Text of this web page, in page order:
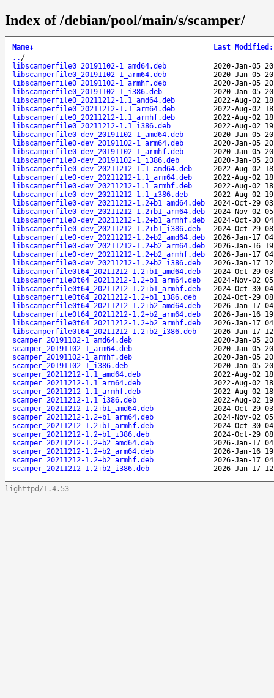
Index of /debian/pool/main/s/scamper/
Name↓ Last Modified :
.. /
libscamperfile0_20191102-1_amd64.deb
2020-Jan-05
libscamperfile0_20191102-1_arm64.deb
2020-Jan-05
libscamperfile0_20191102-1_armhf.deb
2020-Jan-05
libscamperfile0_20191102-1_i386.deb
2020-Jan-05
libscamperfile0_20211212-1.1_amd64.deb
2022-Aug-02
libscamperfile0_20211212-1.1_arm64.deb
2022-Aug-02
libscamperfile0_20211212-1.1_armhf.deb
2022-Aug-02
libscamperfile0_20211212-1.1_i386.deb
2022-Aug-02
libscamperfile0-dev_20191102-1_amd64.deb
2020-Jan-05
libscamperfile0-dev_20191102-1_arm64.deb
2020-Jan-05
libscamperfile0-dev_20191102-1_armhf.deb
2020-Jan-05
libscamperfile0-dev_20191102-1_i386.deb
2020-Jan-05
libscamperfile0-dev_20211212-1.1_amd64.deb
2022-Aug-02
libscamperfile0-dev_20211212-1.1_arm64.deb
2022-Aug-02
libscamperfile0-dev_20211212-1.1_armhf.deb
2022-Aug-02
libscamperfile0-dev_20211212-1.1_i386.deb
2022-Aug-02
libscamperfile0-dev_20211212-1.2+b1_amd64.deb
2024-Oct-29
libscamperfile0-dev_20211212-1.2+b1_arm64.deb
2024-Nov-02
libscamperfile0-dev_20211212-1.2+b1_armhf.deb
2024-Oct-30
libscamperfile0-dev_20211212-1.2+b1_i386.deb
2024-Oct-29
libscamperfile0-dev_20211212-1.2+b2_amd64.deb
2026-Jan-17
libscamperfile0-dev_20211212-1.2+b2_arm64.deb
2026-Jan-16
libscamperfile0-dev_20211212-1.2+b2_armhf.deb
2026-Jan-17
libscamperfile0-dev_20211212-1.2+b2_i386.deb
2026-Jan-17
libscamperfile0t64_20211212-1.2+b1_amd64.deb
2024-Oct-29
libscamperfile0t64_20211212-1.2+b1_arm64.deb
2024-Nov-02
libscamperfile0t64_20211212-1.2+b1_armhf.deb
2024-Oct-30
libscamperfile0t64_20211212-1.2+b1_i386.deb
2024-Oct-29
libscamperfile0t64_20211212-1.2+b2_amd64.deb
2026-Jan-17
libscamperfile0t64_20211212-1.2+b2_arm64.deb
2026-Jan-16
libscamperfile0t64_20211212-1.2+b2_armhf.deb
2026-Jan-17
libscamperfile0t64_20211212-1.2+b2_i386.deb
2026-Jan-17
scamper_20191102-1_amd64.deb
2020-Jan-05
scamper_20191102-1_arm64.deb
2020-Jan-05
scamper_20191102-1_armhf.deb
2020-Jan-05
scamper_20191102-1_i386.deb
2020-Jan-05
scamper_20211212-1.1_amd64.deb
2022-Aug-02
scamper_20211212-1.1_arm64.deb
2022-Aug-02
scamper_20211212-1.1_armhf.deb
2022-Aug-02
scamper_20211212-1.1_i386.deb
2022-Aug-02
scamper_20211212-1.2+b1_amd64.deb
2024-Oct-29
scamper_20211212-1.2+b1_arm64.deb
2024-Nov-02
scamper_20211212-1.2+b1_armhf.deb
2024-Oct-30
scamper_20211212-1.2+b1_i386.deb
2024-Oct-29
scamper_20211212-1.2+b2_amd64.deb
2026-Jan-17
scamper_20211212-1.2+b2_arm64.deb
2026-Jan-16
scamper_20211212-1.2+b2_armhf.deb
2026-Jan-17
scamper_20211212-1.2+b2_i386.deb
2026-Jan-17
lighttpd/1.4.53